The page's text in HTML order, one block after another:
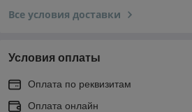
Все условия доставки
Условия оплаты
Оплата по реквизитам
Оплата онлайн